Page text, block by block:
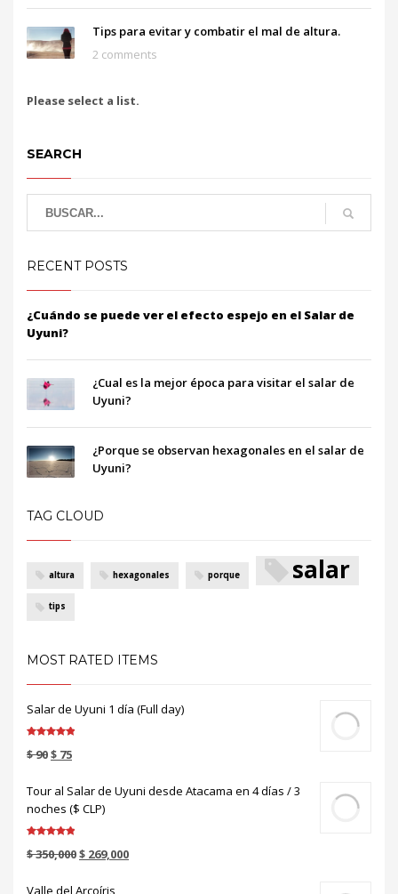
Tips para evitar y combatir el mal de altura.
2 comments
Please select a list.
SEARCH
RECENT POSTS
¿Cuándo se puede ver el efecto espejo en el Salar de
Uyuni?
¿Cual es la mejor época para visitar el salar de
Uyuni?
¿Porque se observan hexagonales en el salar de
Uyuni?
TAG CLOUD
altura hexagonales porque salar
tips
MOST RATED ITEMS
Salar de Uyuni 1 día (Full day)
5.00de 5
$90$ 75
Tour al Salar de Uyuni desde Atacama en 4 días / 3
noches ($ CLP)
5.00de 5
$350,000$ 269,000
Valle del Arcoíris